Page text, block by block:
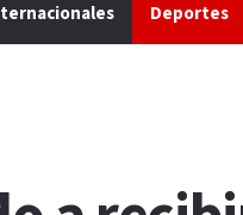
Deportes